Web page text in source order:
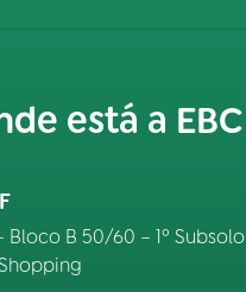
está a EBC
Bloco B 50/60 – 1º Subsolo